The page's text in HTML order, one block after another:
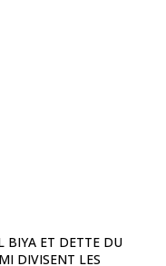
BIYA ET DETTE DU
DIVISENT LES